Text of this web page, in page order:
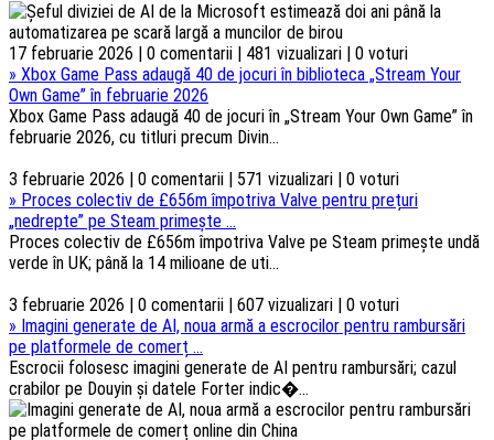
17 februarie 2026 | 0 comentarii | 481 vizualizari | 0 voturi
» Xbox Game Pass adaugă 40 de jocuri în biblioteca „Stream Your
Own Game” în februarie 2026
Xbox Game Pass adaugă 40 de jocuri în „Stream Your Own Game” în
februarie 2026, cu titluri precum Divin...
3 februarie 2026 | 0 comentarii | 571 vizualizari | 0 voturi
» Proces colectiv de £656m împotriva Valve pentru prețuri
„nedrepte” pe Steam primește ...
Proces colectiv de £656m împotriva Valve pe Steam primește undă
verde în UK; până la 14 milioane de uti...
3 februarie 2026 | 0 comentarii | 607 vizualizari | 0 voturi
» Imagini generate de AI, noua armă a escrocilor pentru rambursări
pe platformele de comerț ...
Escrocii folosesc imagini generate de AI pentru rambursări; cazul
crabilor pe Douyin și datele Forter indic�...